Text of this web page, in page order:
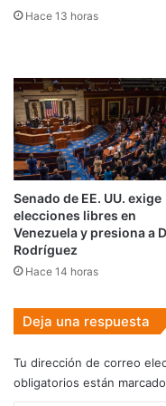
Hace 13 horas
Senado de EE. UU. exige
elecciones libres en
Venezuela y presiona a
Rodríguez
Hace 14 horas
Deja una respuesta
Tu dirección de correo
obligatorios están